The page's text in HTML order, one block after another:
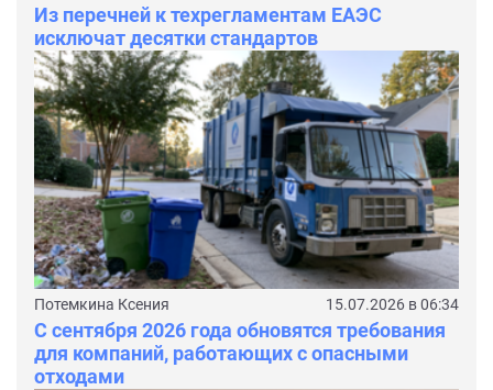
Из перечней к техрегламентам ЕАЭС
исключат десятки стандартов
Потемкина Ксения 15.07.2026 в 06:34
С сентября 2026 года обновятся требования
для компаний, работающих с опасными
отходами